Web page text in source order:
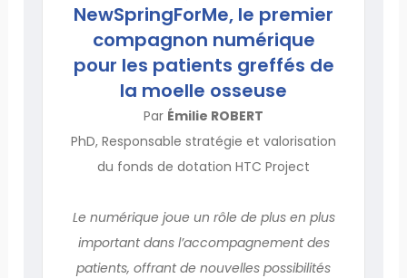
NewSpringForMe, le premier
compagnon numérique
pour les patients greffés de
la moelle osseuse
Par Émilie ROBERT
PhD, Responsable stratégie et valorisation
du fonds de dotation HTC Project
Le numérique joue un rôle de plus en plus
important dans l’accompagnement des
patients, offrant de nouvelles possibilités